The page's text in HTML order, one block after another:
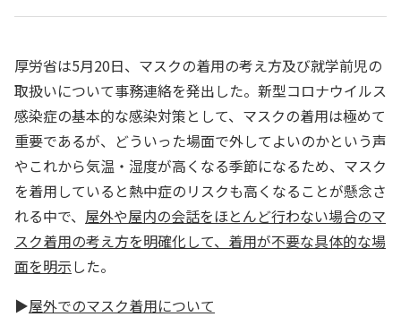
厚労省は5月20日、マスクの着用の考え方及び就学前児の
取扱いについて事務連絡を発出した。新型コロナウイルス
感染症の基本的な感染対策として、マスクの着用は極めて
重要であるが、どういった場面で外してよいのかという声
やこれから気温・湿度が高くなる季節になるため、マスク
を着用していると熱中症のリスクも高くなることが懸念さ
れる中で、 屋外や屋内の会話をほとんど行わない場合のマ
スク着用の考え方を明確化して、着用が不要な具体的な場
面を明示した。
▶屋外でのマスク着用について